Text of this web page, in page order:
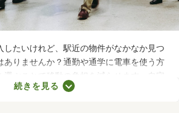
したいけれど、駅近の物件がなかなか見つ
ありませんか？通勤や通学に電車を使う方
選ぶことで移動の負担を減らせます。自宅
が増えるので、暮らしやすさを実感できる
続きを見る